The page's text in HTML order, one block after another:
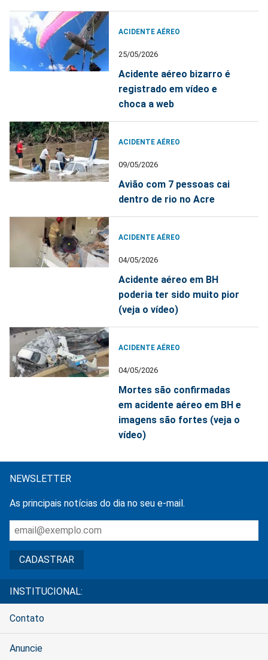
ACIDENTE AÉREO
25/05/2026
Acidente aéreo bizarro é
registrado em vídeo e
choca a web
ACIDENTE AÉREO
09/05/2026
Avião com 7 pessoas cai
dentro de rio no Acre
ACIDENTE AÉREO
04/05/2026
Acidente aéreo em BH
poderia ter sido muito pior
(veja o vídeo)
ACIDENTE AÉREO
04/05/2026
Mortes são confirmadas
em acidente aéreo em BH e
imagens são fortes (veja o
vídeo)
NEWSLETTER
As principais notícias do dia no seu e-mail.
INSTITUCIONAL:
Contato
Anuncie